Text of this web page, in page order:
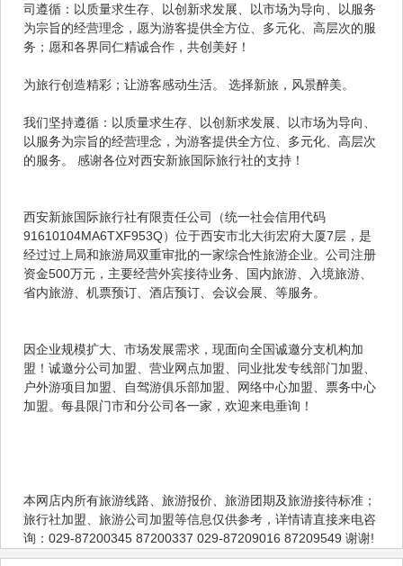
司遵循：以质量求生存、以创新求发展、以市场为导向、以服务
为宗旨的经营理念，愿为游客提供全方位、多元化、高层次的服
务；愿和各界同仁精诚合作，共创美好！
为旅行创造精彩；让游客感动生活。 选择新旅，风景醉美。
我们坚持遵循：以质量求生存、以创新求发展、以市场为导向、
以服务为宗旨的经营理念，为游客提供全方位、多元化、高层次
的服务。 感谢各位对西安新旅国际旅行社的支持！
西安新旅国际旅行社有限责任公司（统一社会信用代码
91610104MA6TXF953Q）位于西安市北大街宏府大厦7层，是
经过过上局和旅游局双重审批的一家综合性旅游企业。公司注册
资金500万元，主要经营外宾接待业务、国内旅游、入境旅游、
省内旅游、机票预订、酒店预订、会议会展、等服务。
因企业规模扩大、市场发展需求，现面向全国诚邀分支机构加
盟！诚邀分公司加盟、营业网点加盟、同业批发专线部门加盟、
户外游项目加盟、自驾游俱乐部加盟、网络中心加盟、票务中心
加盟。每县限门市和分公司各一家，欢迎来电垂询！
本网店内所有旅游线路、旅游报价、旅游团期及旅游接待标准；
旅行社加盟、旅游公司加盟等信息仅供参考，详情请直接来电咨
询：029-87200345 87200337 029-87209016 87209549 谢谢!